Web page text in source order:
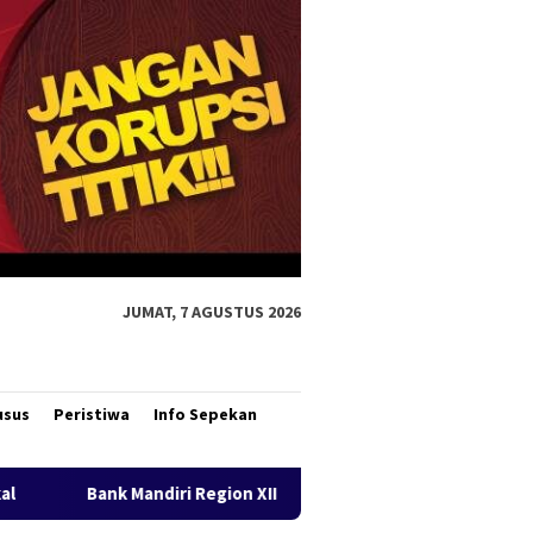
JUMAT, 7 AGUSTUS 2026
Peristiwa Info Sepekan
XII Hadirkan Livin’ Berbagi Rp1, Perkuat Semangat Gotong